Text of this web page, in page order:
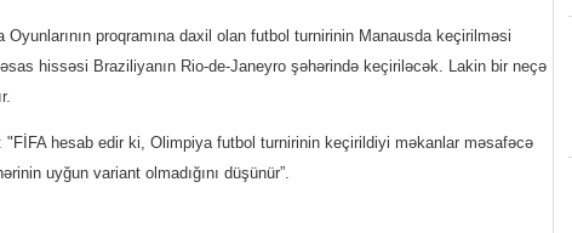
proqramına daxil olan futbol turnirinin Manausda keçirilməsi
əsas hissəsi Braziliyanın Rio-de-Janeyro şəhərində keçiriləcək. Lakin bir neçə
"FİFA hesab edir ki, Olimpiya futbol turnirinin keçirildiyi məkanlar məsafəcə
uyğun variant olmadığını düşünür”.